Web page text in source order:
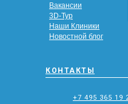
Вакансии
3D-Тур
Наши Клиники
Новостной блог
КОНТАКТЫ
+7 495 365 19